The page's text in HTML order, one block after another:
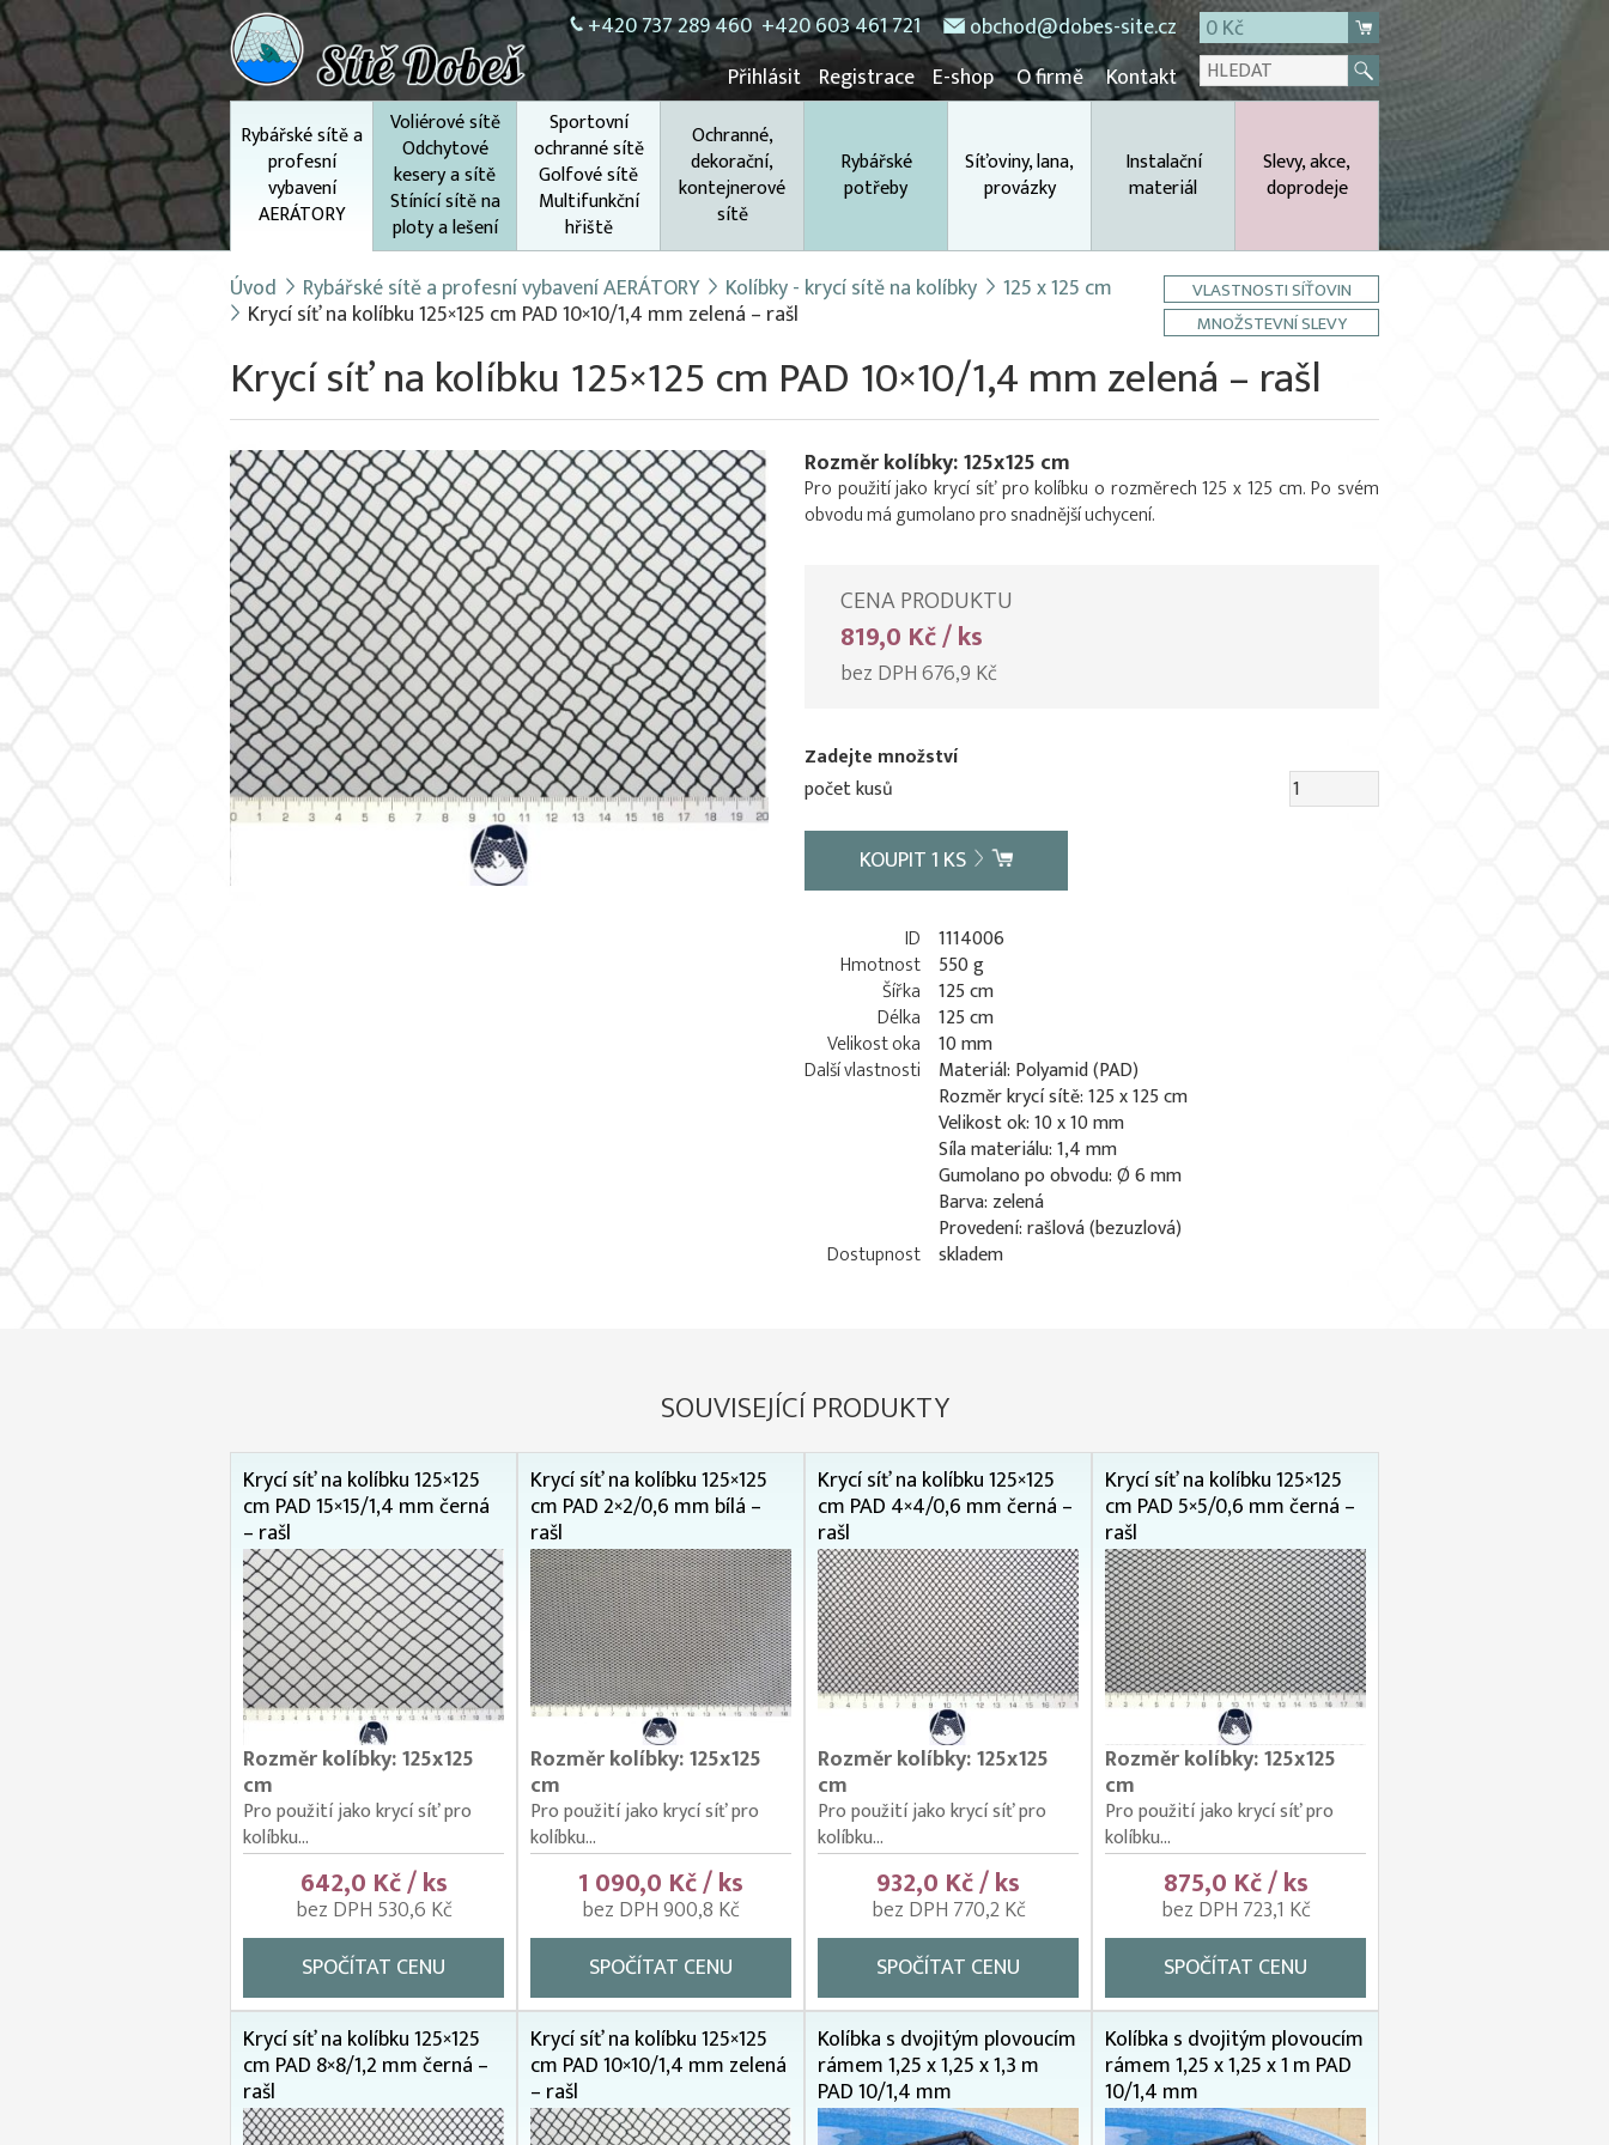
+420 737 289 460 +420 603 461 721 obchod@dobes-site.cz
0 Kč
Přihlásit Registrace E-shop O firmě Kontakt
Rybářské sítě a
profesní
vybavení
AERÁTORY
Voliérové sítě
Odchytové
kesery a sítě
Stínící sítě na
ploty a lešení
Sportovní
ochranné sítě
Golfové sítě
Multifunkční
hřiště
Ochranné,
dekorační,
kontejnerové
sítě
Rybářské
potřeby
Síťoviny, lana,
provázky
Instalační
materiál
Slevy, akce,
doprodeje
Úvod Rybářské sítě a profesní vybavení AERÁTORY Kolíbky - krycí sítě na kolíbky 125 x 125 cm
Krycí síť na kolíbku 125×125 cm PAD 10×10/1,4 mm zelená – rašl
VLASTNOSTI SÍŤOVIN
MNOŽSTEVNÍ SLEVY
Krycí síť na kolíbku 125×125 cm PAD 10×10/1,4 mm zelená – rašl
Rozměr kolíbky: 125x125 cm
Pro použití jako krycí síť pro kolíbku o rozměrech 125 x 125 cm. Po svém
obvodu má gumolano pro snadnější uchycení.
CENA PRODUKTU
819,0 Kč / ks
bez DPH 676,9 Kč
Zadejte množství
počet kusů
KOUPIT1 KS
ID 1114006
Hmotnost 550 g
Šířka 125 cm
Délka 125 cm
Velikost oka 10 mm
Další vlastnosti
Materiál: Polyamid (PAD)
Rozměr krycí sítě: 125 x 125 cm
Velikost ok: 10 x 10 mm
Síla materiálu: 1,4 mm
Gumolano po obvodu: Ø 6 mm
Barva: zelená
Provedení: rašlová (bezuzlová)
Dostupnost skladem
SOUVISEJÍCÍ PRODUKTY
Krycí síť na kolíbku 125×125
cm PAD 15×15/1,4 mm černá
– rašl
Rozměr kolíbky: 125x125
cm
Pro použití jako krycí síť pro
kolíbku...
642,0 Kč / ks
bez DPH 530,6 Kč
SPOČÍTAT CENU
Krycí síť na kolíbku 125×125
cm PAD 2×2/0,6 mm bílá –
rašl
Rozměr kolíbky: 125x125
cm
Pro použití jako krycí síť pro
kolíbku...
1 090,0 Kč / ks
bez DPH 900,8 Kč
SPOČÍTAT CENU
Krycí síť na kolíbku 125×125
cm PAD 4×4/0,6 mm černá –
rašl
Rozměr kolíbky: 125x125
cm
Pro použití jako krycí síť pro
kolíbku...
932,0 Kč / ks
bez DPH 770,2 Kč
SPOČÍTAT CENU
Krycí síť na kolíbku 125×125
cm PAD 5×5/0,6 mm černá –
rašl
Rozměr kolíbky: 125x125
cm
Pro použití jako krycí síť pro
kolíbku...
875,0 Kč / ks
bez DPH 723,1 Kč
SPOČÍTAT CENU
Krycí síť na kolíbku 125×125
cm PAD 8×8/1,2 mm černá –
rašl
Krycí síť na kolíbku 125×125
cm PAD 10×10/1,4 mm zelená
– rašl
Kolíbka s dvojitým plovoucím
rámem 1,25 x 1,25 x 1,3 m
PAD 10/1,4 mm
Kolíbka s dvojitým plovoucím
rámem 1,25 x 1,25 x 1 m PAD
10/1,4 mm